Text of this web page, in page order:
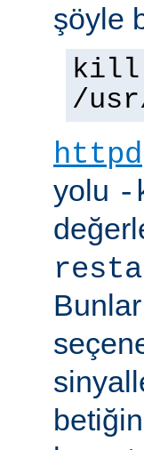
şöyle
kill
/
httpd
yolu -